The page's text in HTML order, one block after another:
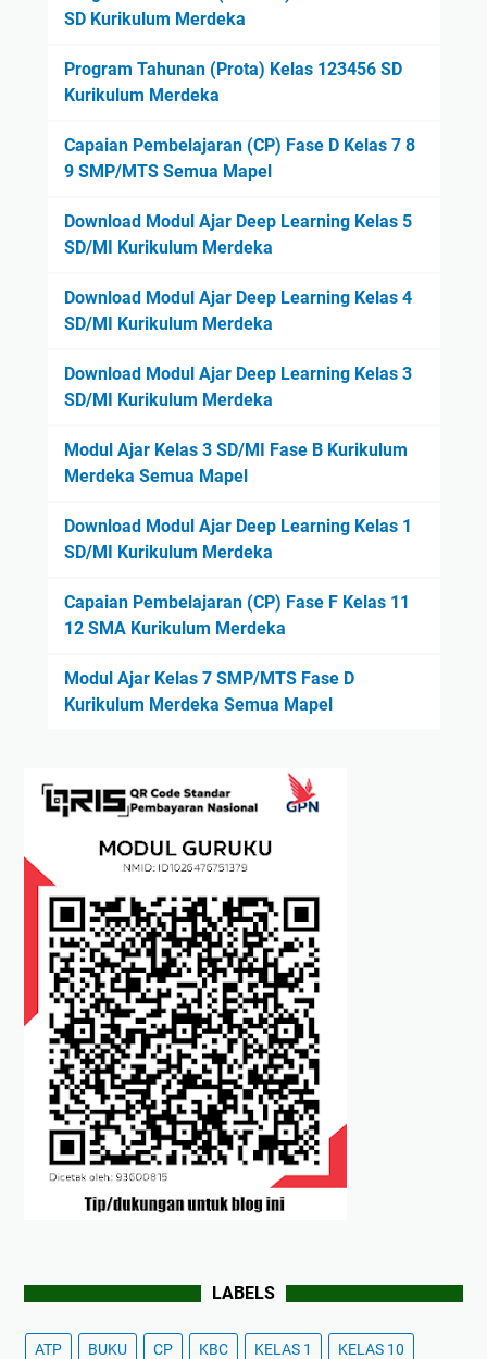
a
1
K
u
i
k
l
u
M
e
d
e
a
r
i
n
S
e
i
M
s
i
K
e
a
s
2
K
r
i
u
l
M
r
d
e
k
a
SD Kurikulum Merdeka
Program Tahunan (Prota) Kelas 123456 SD
Kurikulum Merdeka
Capaian Pembelajaran (CP) Fase D Kelas 7 8
9 SMP/MTS Semua Mapel
Download Modul Ajar Deep Learning Kelas 5
SD/MI Kurikulum Merdeka
Download Modul Ajar Deep Learning Kelas 4
SD/MI Kurikulum Merdeka
Download Modul Ajar Deep Learning Kelas 3
SD/MI Kurikulum Merdeka
Modul Ajar Kelas 3 SD/MI Fase B Kurikulum
Merdeka Semua Mapel
Download Modul Ajar Deep Learning Kelas 1
SD/MI Kurikulum Merdeka
Capaian Pembelajaran (CP) Fase F Kelas 11
12 SMA Kurikulum Merdeka
Modul Ajar Kelas 7 SMP/MTS Fase D
Kurikulum Merdeka Semua Mapel
LABELS
ATP BUKU CP KBC KELAS 1 KELAS 10